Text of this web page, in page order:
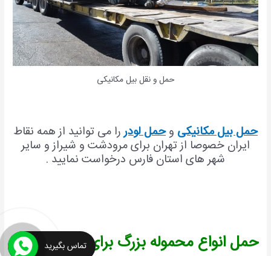
حمل و نقل بیل مکانیکی
حمل بیل مکانیکی وحمل لودررا می توانید از همه نقاط
ایران خصوصا از تهران برای مرودشت و شیراز و سایر
شهر های استان فارس درخواست نمایید .
حمل انواع محموله بزرگ برای مرودشت
تماس بگیرید